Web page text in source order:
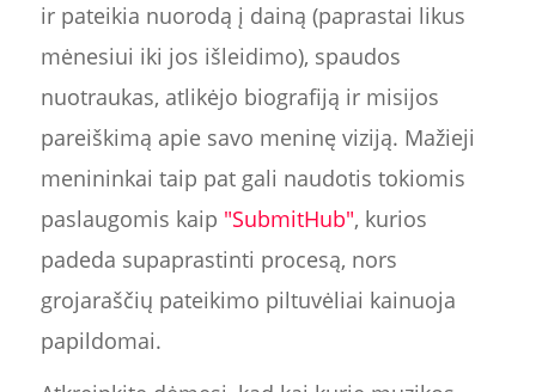
ir pateikia nuorodą į dainą (paprastai likus
mėnesiui iki jos išleidimo), spaudos
nuotraukas, atlikėjo biografiją ir misijos
pareiškimą apie savo meninę viziją. Mažieji
menininkai taip pat gali naudotis tokiomis
paslaugomis kaip "SubmitHub", kurios
padeda supaprastinti procesą, nors
grojaraščių pateikimo piltuvėliai kainuoja
papildomai.